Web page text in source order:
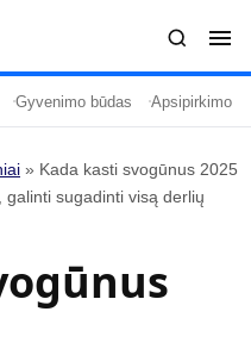
Temos
Kulinarija
Technologijos
Gyvenimo būdas Apsipirkimo
» Kada kasti svogūnus 2025
sugadinti visą derlių